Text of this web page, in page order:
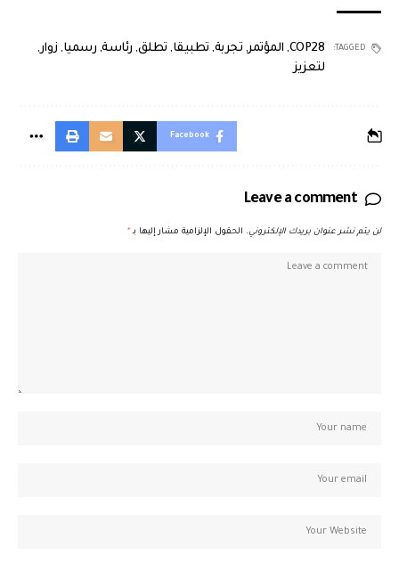
TAGGED:
COP28
, المؤتمر, تجربة, تطبيقا, تطلق, رئاسة, رسميا, زوار ,
لتعزيز
Facebook
Leave a comment
لن يتم نشر عنوان بريدك الإلكتروني. الحقول الإلزامية مشار إليها بـ *